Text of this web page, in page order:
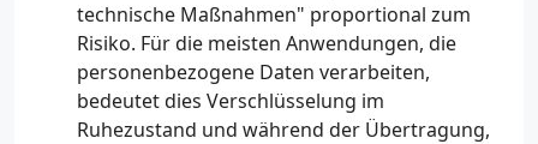
technische Maßnahmen" proportional zum
Risiko. Für die meisten Anwendungen, die
personenbezogene Daten verarbeiten,
bedeutet dies Verschlüsselung im
Ruhezustand und während der Übertragung,